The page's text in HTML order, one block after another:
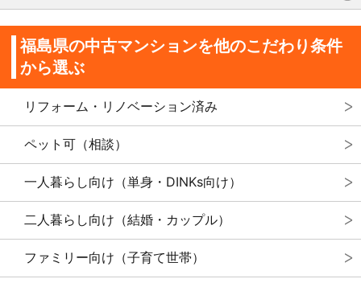
福島県の中古マンションを他のこだわり条件
から選ぶ
リフォーム・リノベーション済み
ペット可（相談）
一人暮らし向け（単身・DINKs向け）
二人暮らし向け（結婚・カップル）
ファミリー向け（子育て世帯）